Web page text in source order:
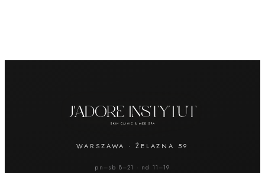
WARSZAWA · ŻELAZNA 59
pn–sb 8–21 · nd 11–19